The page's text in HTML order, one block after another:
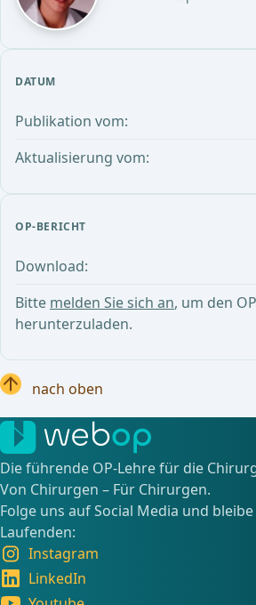
DATUM
Publikation vom:
Aktualisierung vom:
OP-BERICHT
Download:
Bitte melden Sie sich an, um den
herunterzuladen.
nach oben
Die führende OP-Lehre für die
Von Chirurgen – Für Chirurgen.
Folge uns auf Social Media und
Laufenden:
Instagram
LinkedIn